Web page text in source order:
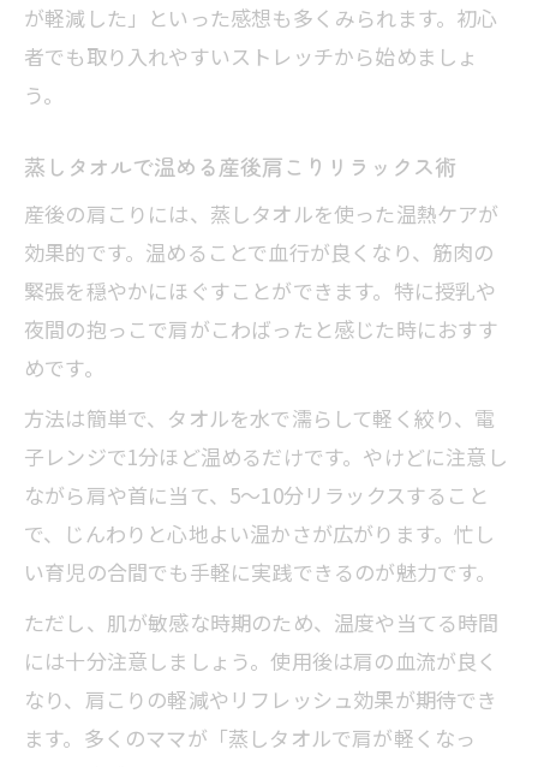
が軽減した」といった感想も多くみられます。初心
者でも取り入れやすいストレッチから始めましょ
う。
蒸しタオルで温める産後肩こりリラックス術
産後の肩こりには、蒸しタオルを使った温熱ケアが
効果的です。温めることで血行が良くなり、筋肉の
緊張を穏やかにほぐすことができます。特に授乳や
夜間の抱っこで肩がこわばったと感じた時におすす
めです。
方法は簡単で、タオルを水で濡らして軽く絞り、電
子レンジで1分ほど温めるだけです。やけどに注意し
ながら肩や首に当て、5〜10分リラックスすること
で、じんわりと心地よい温かさが広がります。忙し
い育児の合間でも手軽に実践できるのが魅力です。
ただし、肌が敏感な時期のため、温度や当てる時間
には十分注意しましょう。使用後は肩の血流が良く
なり、肩こりの軽減やリフレッシュ効果が期待でき
ます。多くのママが「蒸しタオルで肩が軽くなっ